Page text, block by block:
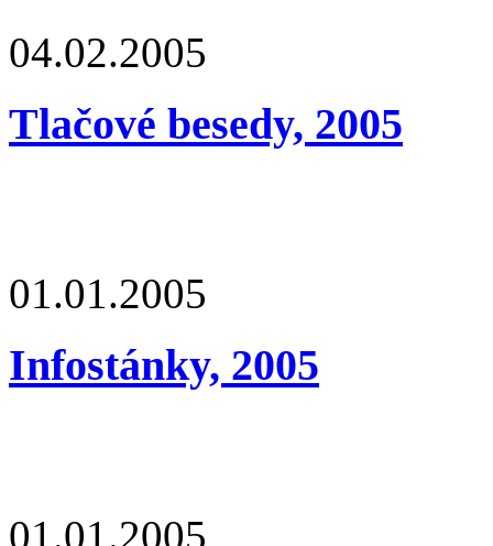
04.02.2005
Tlačové besedy, 2005
01.01.2005
Infostánky, 2005
01.01.2005